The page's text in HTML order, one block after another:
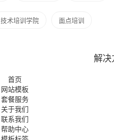
技术培训学院 面点培训
首页
网站模板
套餐服务
关于我们
联系我们
帮助中心
解决